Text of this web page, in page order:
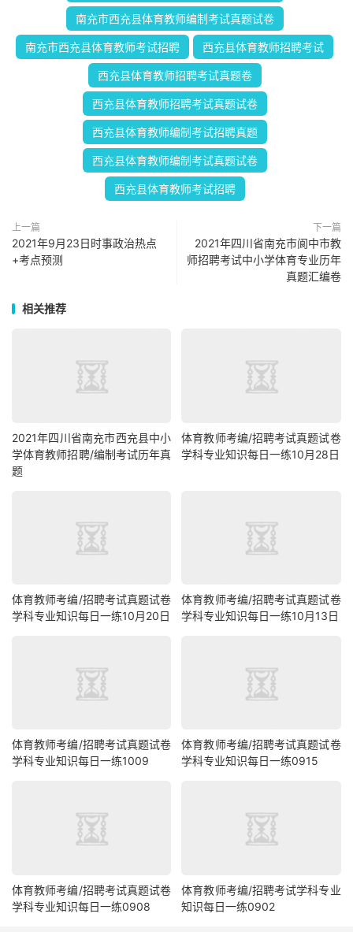
南充市西充县体育教师编制考试真题试卷
南充市西充县体育教师考试招聘 西充县体育教师招聘考试
西充县体育教师招聘考试真题卷
西充县体育教师招聘考试真题试卷
西充县体育教师编制考试招聘真题
西充县体育教师编制考试真题试卷
西充县体育教师考试招聘
上一篇
2021年9月23日时事政治热点
+考点预测
下一篇
2021年四川省南充市阆中市教
师招聘考试中小学体育专业历年
真题汇编卷
相关推荐
2021年四川省南充市西充县中小
学体育教师招聘/编制考试历年真
题
体育教师考编/招聘考试真题试卷
学科专业知识每日一练10月28日
体育教师考编/招聘考试真题试卷
学科专业知识每日一练10月20日
体育教师考编/招聘考试真题试卷
学科专业知识每日一练10月13日
体育教师考编/招聘考试真题试卷
学科专业知识每日一练1009
体育教师考编/招聘考试真题试卷
学科专业知识每日一练0915
体育教师考编/招聘考试真题试卷
学科专业知识每日一练0908
体育教师考编/招聘考试学科专业
知识每日一练0902